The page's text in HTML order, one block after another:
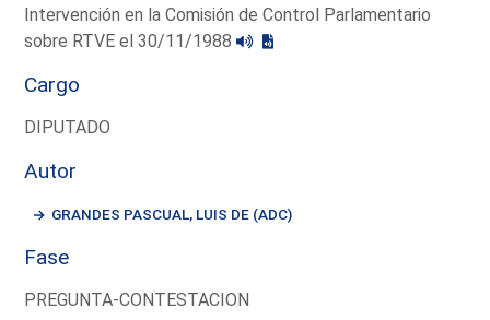
Intervención en la Comisión de Control Parlamentario
sobre RTVE el 30/11/1988
Cargo
DIPUTADO
Autor
GRANDES PASCUAL, LUIS DE (ADC)
Fase
PREGUNTA-CONTESTACION